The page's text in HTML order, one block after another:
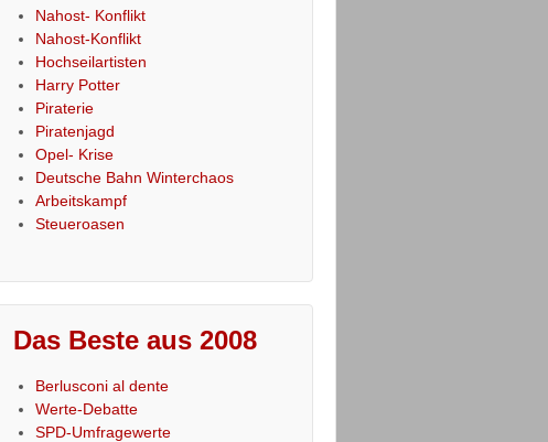
Nahost- Konflikt
Nahost-Konflikt
Hochseilartisten
Harry Potter
Piraterie
Piratenjagd
Opel- Krise
Deutsche Bahn Winterchaos
Arbeitskampf
Steueroasen
Das Beste aus 2008
Berlusconi al dente
Werte-Debatte
SPD-Umfragewerte